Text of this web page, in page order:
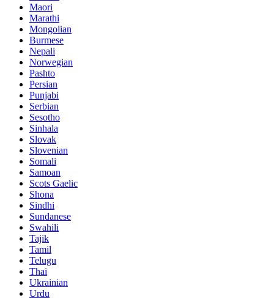
Maori
Marathi
Mongolian
Burmese
Nepali
Norwegian
Pashto
Persian
Punjabi
Serbian
Sesotho
Sinhala
Slovak
Slovenian
Somali
Samoan
Scots Gaelic
Shona
Sindhi
Sundanese
Swahili
Tajik
Tamil
Telugu
Thai
Ukrainian
Urdu